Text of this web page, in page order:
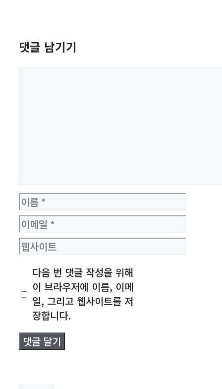
댓글 남기기
이
름
이
메
일
웹
사
다음 번 댓글 작성을 위해
이 브라우저에 이름, 이메
일, 그리고 웹사이트를 저
장합니다.